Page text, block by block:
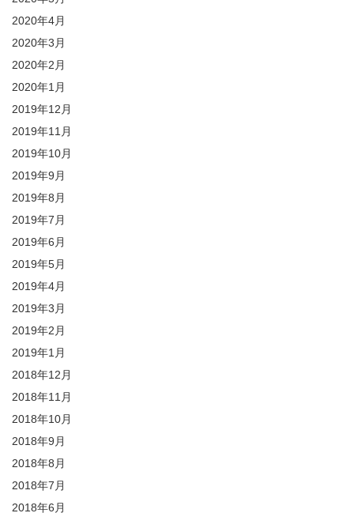
2020年4月
2020年3月
2020年2月
2020年1月
2019年12月
2019年11月
2019年10月
2019年9月
2019年8月
2019年7月
2019年6月
2019年5月
2019年4月
2019年3月
2019年2月
2019年1月
2018年12月
2018年11月
2018年10月
2018年9月
2018年8月
2018年7月
2018年6月